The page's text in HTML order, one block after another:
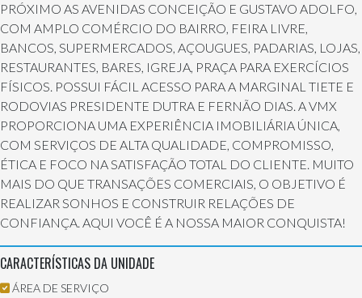
PRÓXIMO AS AVENIDAS CONCEIÇÃO E GUSTAVO ADOLFO,
COM AMPLO COMÉRCIO DO BAIRRO, FEIRA LIVRE,
BANCOS, SUPERMERCADOS, AÇOUGUES, PADARIAS, LOJAS,
RESTAURANTES, BARES, IGREJA, PRAÇA PARA EXERCÍCIOS
FÍSICOS. POSSUI FÁCIL ACESSO PARA A MARGINAL TIETE E
RODOVIAS PRESIDENTE DUTRA E FERNÃO DIAS. A VMX
PROPORCIONA UMA EXPERIÊNCIA IMOBILIÁRIA ÚNICA,
COM SERVIÇOS DE ALTA QUALIDADE, COMPROMISSO,
ÉTICA E FOCO NA SATISFAÇÃO TOTAL DO CLIENTE. MUITO
MAIS DO QUE TRANSAÇÕES COMERCIAIS, O OBJETIVO É
REALIZAR SONHOS E CONSTRUIR RELAÇÕES DE
CONFIANÇA. AQUI VOCÊ É A NOSSA MAIOR CONQUISTA!
CARACTERÍSTICAS DA UNIDADE
ÁREA DE SERVIÇO